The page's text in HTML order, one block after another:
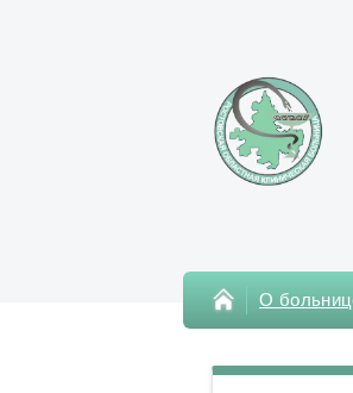
О